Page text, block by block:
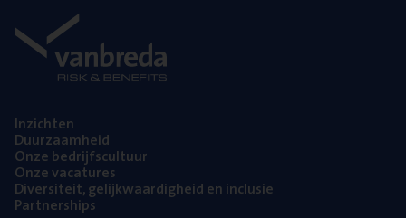
Inzich­ten
Duur­zaam­heid
Onze bedrijfs­cul­tuur
Onze vaca­tu­res
Diver­si­teit, gelijk­waar­dig­heid en inclusie
Part­ner­ships